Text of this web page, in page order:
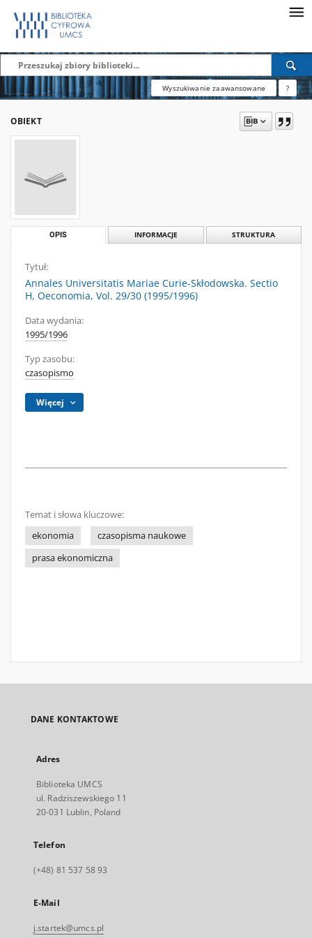
Wyszukiwanie zaawansowane ?
OBIEKT
OPIS INFORMACJE STRUKTURA
Tytuł:
Annales Universitatis Mariae Curie-Skłodowska. Sectio
H, Oeconomia, Vol. 29/30 (1995/1996)
Data wydania:
1995/1996
Typ zasobu:
czasopismo
Więcej
Temat i słowa kluczowe:
ekonomia
czasopisma naukowe
prasa ekonomiczna
DANE KONTAKTOWE
Adres
Biblioteka UMCS
ul. Radziszewskiego 11
20-031 Lublin, Poland
Telefon
(+48) 81 537 58 93
E-Mail
j.startek@umcs.pl